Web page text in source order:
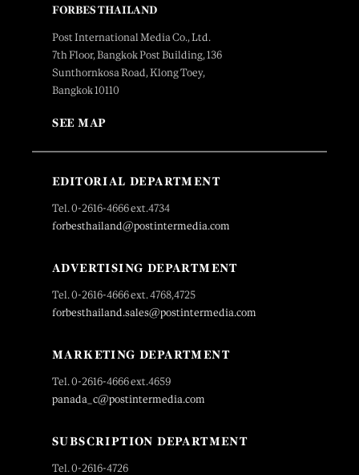
FORBES THAILAND
Post International Media Co., Ltd.
7th Floor, Bangkok Post Building, 136
Sunthornkosa Road, Klong Toey,
Bangkok 10110
SEE MAP
EDITORIAL DEPARTMENT
Tel. 0-2616-4666 ext.4734
forbesthailand@postintermedia.com
ADVERTISING DEPARTMENT
Tel. 0-2616-4666 ext. 4768,4725
forbesthailand.sales@postintermedia.com
MARKETING DEPARTMENT
Tel. 0-2616-4666 ext.4659
panada_c@postintermedia.com
SUBSCRIPTION DEPARTMENT
Tel. 0-2616-4726